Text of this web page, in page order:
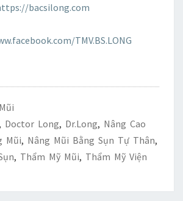
bacsilong.com
TMV.BS.LONG
Doctor Long, Dr.long, Nâng Cao
Mũi, Nâng Mũi Bằng Sụn Tự Thân,
, Thẩm Mỹ Mũi, Thẩm Mỹ Viện